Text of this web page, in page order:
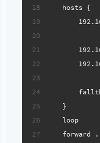
18
19
20
21
22
23
24
25
26
27
    hosts {
    }
    loop
forward